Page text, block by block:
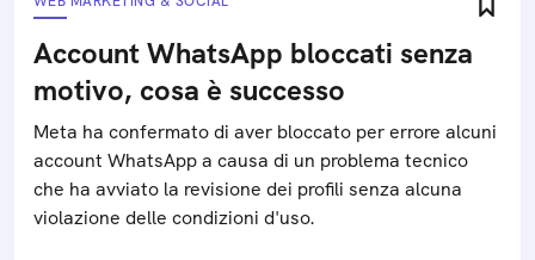
Account WhatsApp bloccati senza
motivo, cosa è successo
Meta ha confermato di aver bloccato per errore alcuni
account WhatsApp a causa di un problema tecnico
che ha avviato la revisione dei profili senza alcuna
violazione delle condizioni d'uso.